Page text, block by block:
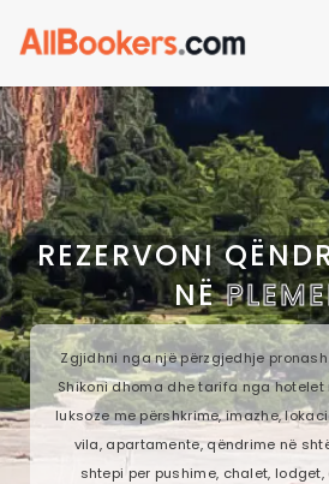
REZERVONI
NË
Zgjidhni nga një përzgjedhje pronash
Shikoni dhoma dhe tarifa nga
luksoze me përshkrime, imazhe,
vila, apartamente, qëndrime në
shtepi per pushime, chalet,